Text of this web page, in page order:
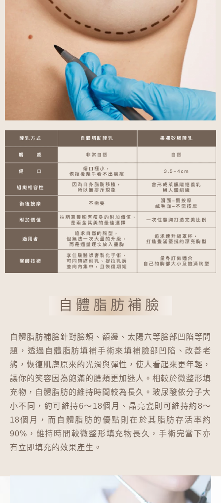
自體脂肪補臉
自體脂肪補臉針對臉頰、額邊、太陽穴等臉部凹陷等問
題，透過自體脂肪填補手術來填補臉部凹陷、改善老
態，恢復肌膚原來的光滑與彈性，使人看起來更年輕，
讓你的笑容因為飽滿的臉頰更加迷人。相較於微整形填
充物，自體脂肪的維持時間較為長久。玻尿酸依分子大
小不同，約可維持6～18個月、晶亮瓷則可維持約8～
18個月，而自體脂肪的優點則在於其脂肪存活率約
90%，維持時間較微整形填充物長久，手術完當下亦
有立即填充的效果產生。